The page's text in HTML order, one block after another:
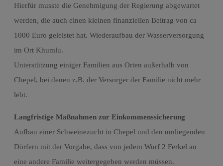
Hierfür musste die Genehmigung der Regierung abgewartet
werden, die auch einen kleinen finanziellen Beitrag von ca
1000 Euro geleistet hat. Wiederaufbau der Wasserversorgung
im Ort Khumlu.
Unterstützung einiger Familien aus Orten außerhalb von
Chepel, bei denen z.B. der Versorger der Familie nicht mehr
lebt.
Langfristige Maßnahmen zur Einkommenssicherung
Aufbau einer Schweinezucht in Chepel und den umliegenden
Dörfern mit der Vorgabe, dass von jedem Wurf 2 Ferkel an
eine andere Familie weitergegeben werden müssen.